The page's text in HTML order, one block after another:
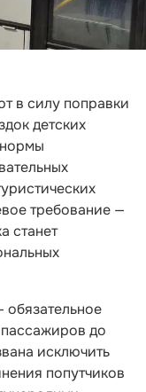
в силу поправки
детских
требование —
станет
до
исключить
попутчиков